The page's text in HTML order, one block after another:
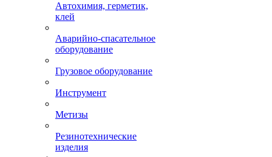
Автохимия, герметик,
клей
Аварийно-спасательное
оборудование
Грузовое оборудование
Инструмент
Метизы
Резинотехнические
изделия